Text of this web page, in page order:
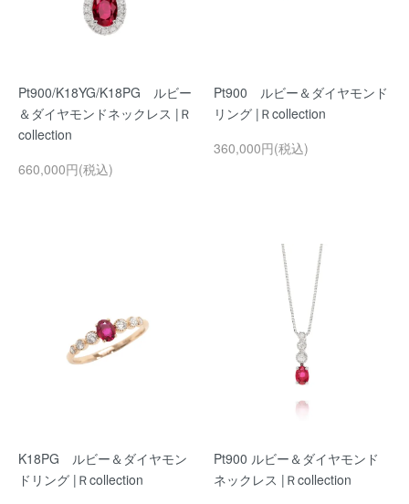
Pt900/K18YG/K18PG ルビー
＆ダイヤモンドネックレス |Ｒ
collection
660,000円(税込)
Pt900 ルビー＆ダイヤモンド
リング |Ｒcollection
360,000円(税込)
K18PG ルビー＆ダイヤモン
ドリング |Ｒcollection
Pt900 ルビー＆ダイヤモンド
ネックレス |Ｒcollection